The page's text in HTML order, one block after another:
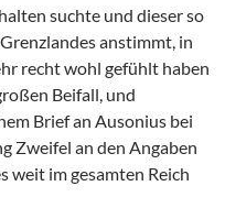
suchte und dieser so
anstimmt, in
recht wohl gefühlt haben
Beifall, und
Brief an Ausonius bei
Zweifel an den Angaben
weit im gesamten Reich